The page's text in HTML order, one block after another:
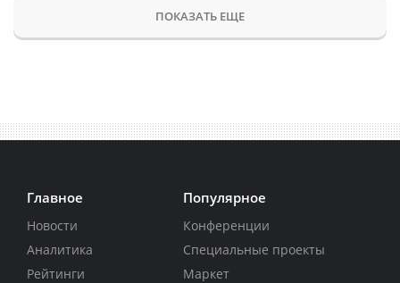
ПОКАЗАТЬ ЕЩЕ
Главное
Новости
Аналитика
Рейтинги
Популярное
Конференции
Специальные проекты
Маркет